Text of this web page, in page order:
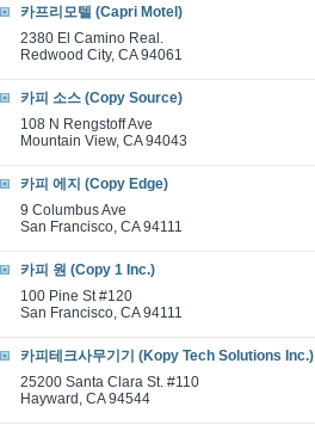
카프리모텔 (Capri Motel)
2380 El Camino Real.
Redwood City, CA 94061
카피 소스 (Copy Source)
108 N Rengstoff Ave
Mountain View, CA 94043
카피 에지 (Copy Edge)
9 Columbus Ave
San Francisco, CA 94111
카피 원 (Copy 1 Inc.)
100 Pine St #120
San Francisco, CA 94111
카피테크사무기기 (Kopy Tech Solutions Inc.)
25200 Santa Clara St. #110
Hayward, CA 94544